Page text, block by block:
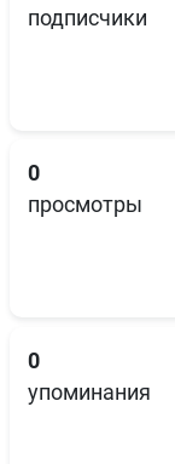
подписчики
0
просмотры
0
упоминания